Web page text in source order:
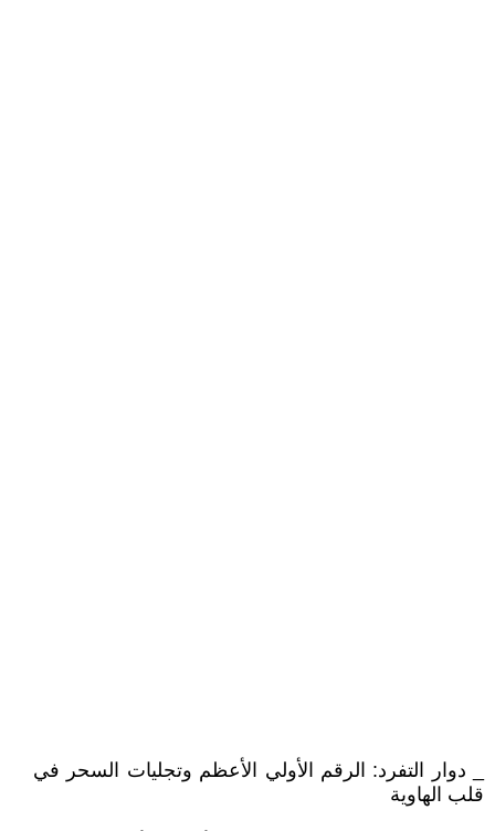
_ دوار التفرد: الرقم الأولي الأعظم وتجليات السحر في
قلب الهاوية